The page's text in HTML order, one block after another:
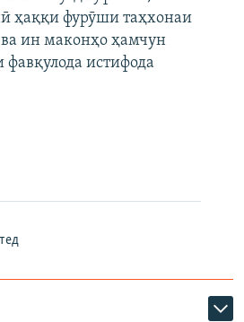
ҳаққи фурӯши таҳхонаи
ин маконҳо ҳамчун
фавқулода истифода